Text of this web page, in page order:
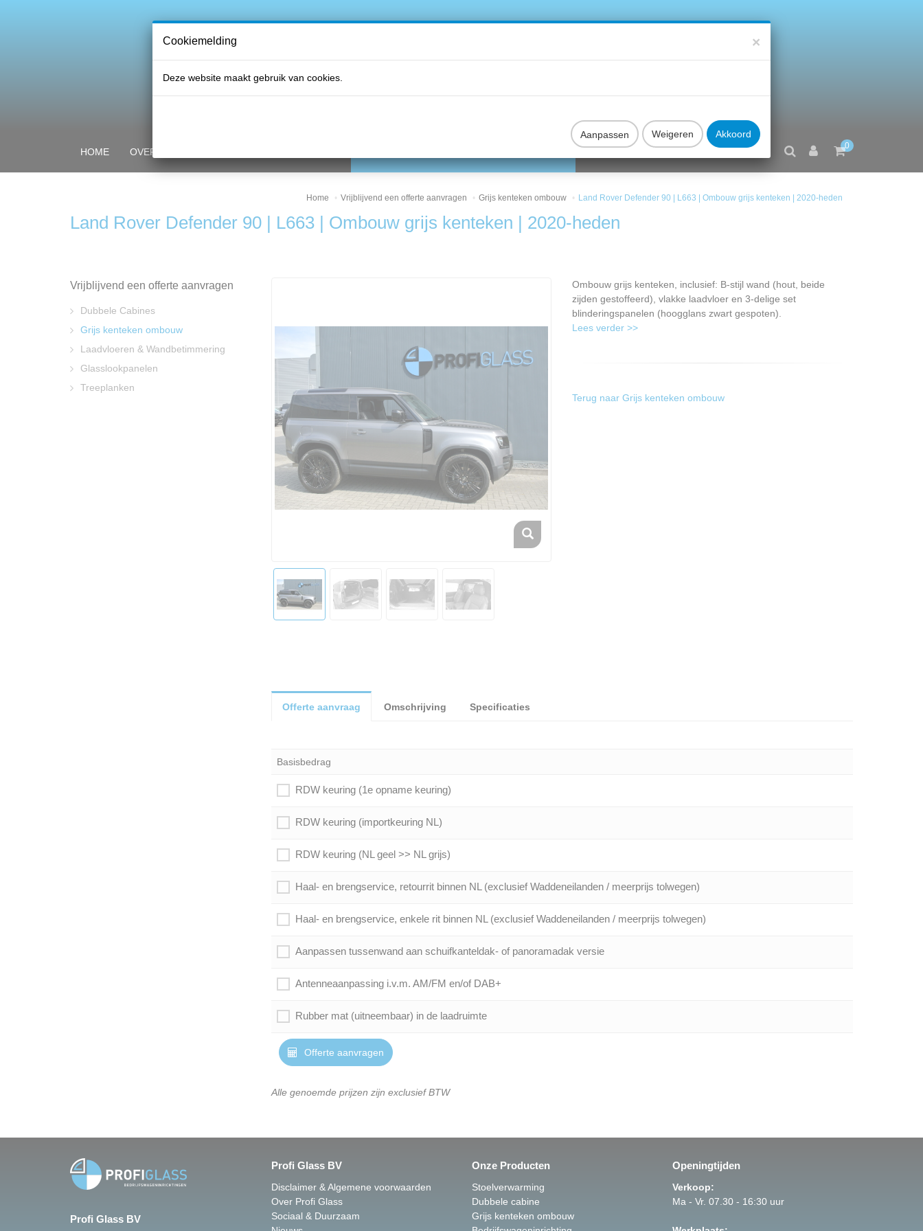
0
HOME OVER PROFI GLASS
Home Vrijblijvend een offerte aanvragen Grijs kenteken ombouw Land Rover Defender 90 | L663 | Ombouw grijs kenteken | 2020-heden
Land Rover Defender 90 | L663 | Ombouw grijs kenteken | 2020-heden
Ombouw grijs kenteken, inclusief: B-stijl wand (hout, beide
zijden gestoffeerd), vlakke laadvloer en 3-delige set
blinderingspanelen (hoogglans zwart gespoten).
Lees verder >>
Terug naar Grijs kenteken ombouw
Offerte aanvraag Omschrijving Specificaties
Basisbedrag
RDW keuring (1e opname keuring)
RDW keuring (importkeuring NL)
RDW keuring (NL geel >> NL grijs)
Haal- en brengservice, retourrit binnen NL (exclusief Waddeneilanden / meerprijs tolwegen)
Haal- en brengservice, enkele rit binnen NL (exclusief Waddeneilanden / meerprijs tolwegen)
Aanpassen tussenwand aan schuifkanteldak- of panoramadak versie
Antenneaanpassing i.v.m. AM/FM en/of DAB+
Rubber mat (uitneembaar) in de laadruimte
Offerte aanvragen
Alle genoemde prijzen zijn exclusief BTW
Vrijblijvend een offerte aanvragen
Dubbele Cabines
Grijs kenteken ombouw
Laadvloeren & Wandbetimmering
Glasslookpanelen
Treeplanken
Profi Glass BV
Profi Glass BV
Disclaimer & Algemene voorwaarden
Over Profi Glass
Sociaal & Duurzaam
Onze Producten
Stoelverwarming
Dubbele cabine
Grijs kenteken ombouw
Openingtijden
Verkoop:
Ma - Vr. 07.30 - 16:30 uur
×
Cookiemelding
Deze website maakt gebruik van cookies.
Aanpassen